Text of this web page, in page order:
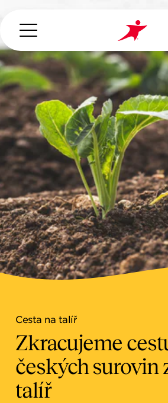
O NÁS
NAŠE SLUŽBY
KDE PŮSOBÍME
ZODPOVĚDNÉ PODNIKÁNÍ
NEWSROOM
KARIÉRA
Search...
Cesta na talíř
Zkracujeme
českých surovin
talíř
Cesta na talíř
Zkracujeme
českých surovin
talíř